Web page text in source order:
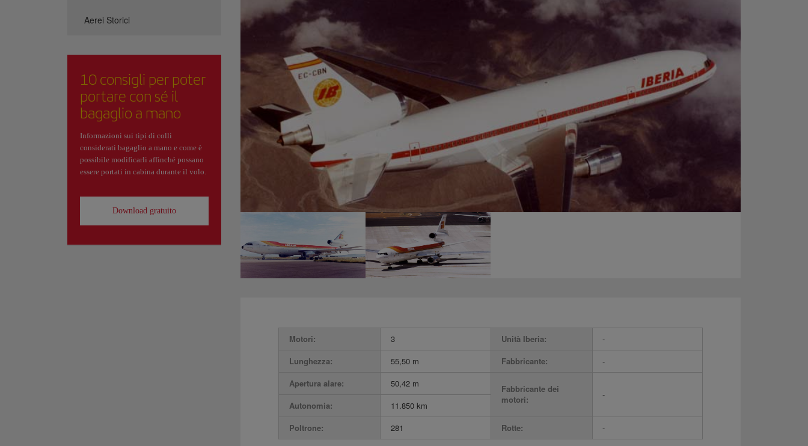
Motori: 3 Unità Iberia:
-
Lunghezza:
55,50 m Fabbricante:
-
Apertura alare:
50,42 m
Fabbricante dei
motori:
-
Autonomia:
11.850 km
Poltrone:
281 Rotte: -
Aerei Storici
10 consigli per poter
portare con sé il
bagaglio a mano
Informazioni sui tipi di colli
considerati bagaglio a mano e come è
possibile modificarli affinché possano
essere portati in cabina durante il volo.
Download gratuito